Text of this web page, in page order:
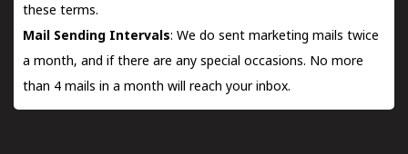
these terms.
Mail Sending Intervals: We do sent marketing mails twice
a month, and if there are any special occasions. No more
than 4 mails in a month will reach your inbox.